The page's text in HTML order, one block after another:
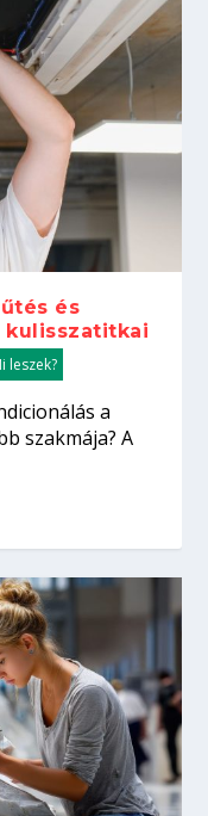
és
kulisszatitkai
leszek?
a
szakmája? A